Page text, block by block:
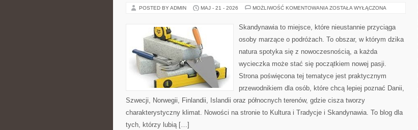
POSTED BY ADMIN MAJ - 21 - 2026 MOŻLIWOŚĆ KOMENTOWANIA ZORZA
ZJAWISKA
NATURY
ZOSTAŁA WYŁĄCZONA
Skandynawia to miejsce, które nieustannie przyciąga
osoby marzące o podróżach. To obszar, w którym dzika
natura spotyka się z nowoczesnością, a każda
wycieczka może stać się początkiem nowej pasji.
Strona poświęcona tej tematyce jest praktycznym
przewodnikiem dla osób, które chcą lepiej poznać Danii,
Szwecji, Norwegii, Finlandii, Islandii oraz północnych terenów, gdzie cisza tworzy
charakterystyczny klimat. Nowości na stronie to Kultura i Tradycje i Skandynawia. To blog dla
tych, którzy lubią […]